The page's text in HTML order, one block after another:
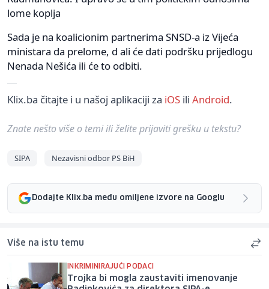
lome koplja
Sada je na koalicionim partnerima SNSD-a iz Vijeća
ministara da prelome, d ali će dati podršku prijedlogu
Nenada Nešića ili će to odbiti.
Klix.ba čitajte i u našoj aplikaciji za iOS ili Android.
Znate nešto više o temi ili želite prijaviti grešku u tekstu?
SIPA Nezavisni odbor PS BiH
Dodajte Klix.ba među omiljene izvore na Googlu
Više na istu temu
INKRIMINIRAJUĆI PODACI
Trojka bi mogla zaustaviti imenovanje